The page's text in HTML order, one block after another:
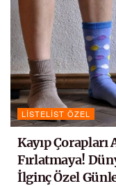
LISTELIST ÖZEL
Kayıp
Fırlatmaya!
İlginç Özel